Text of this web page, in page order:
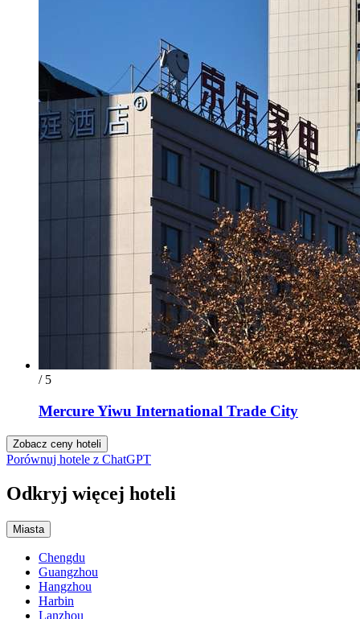
/ 5
Mercure Yiwu International Trade City
Zobacz ceny hoteli
Porównuj hotele z ChatGPT
Odkryj więcej hoteli
Miasta
Chengdu
Guangzhou
Hangzhou
Harbin
Lanzhou